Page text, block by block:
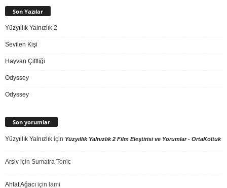
Son Yazılar
Yüzyıllık Yalnızlık 2
Sevilen Kişi
Hayvan Çiftliği
Odyssey
Odyssey
Son yorumlar
Yüzyıllık Yalnızlık için Yüzyıllık Yalnızlık 2 Film Eleştirisi ve Yorumlar - OrtaKoltuk
Arşiv için Sumatra Tonic
Ahlat Ağacı için lami